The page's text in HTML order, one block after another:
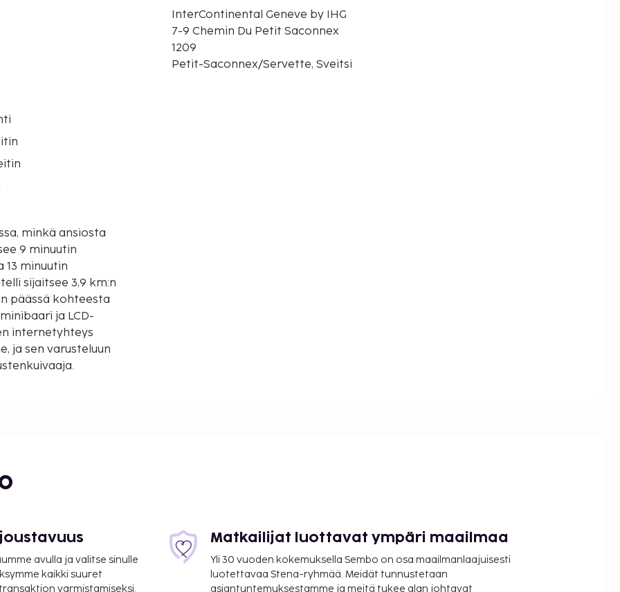
minkä ansiosta
9 minuutin
minuutin
päässä kohteesta
ja LCD-
internetyhteys
ja sen varusteluun
Paikan päällä
palvelut ja
nimeltä
Tämän ravintolan
kuuluu myös
InterContinental Geneve by IHG
7-9 Chemin Du Petit Saconnex
1209
Petit-Saconnex/Servette, Sveitsi
avulla ja valitse sinulle
kaikki suuret
varmistamiseksi.
Matkailijat luottavat ympäri maailmaa
Yli 30 vuoden kokemuksella Sembo on osa maailmanlaajuisesti
luotettavaa Stena-ryhmää. Meidät tunnustetaan
asiantuntemuksestamme ja meitä tukee alan johtavat